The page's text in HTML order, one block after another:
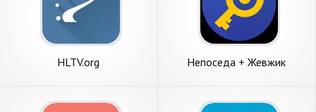
HLTV.org Непоседа + Жевжик